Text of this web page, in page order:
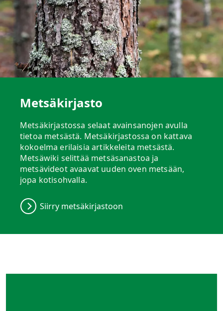
Metsäkirjasto
Metsäkirjastossa selaat avainsanojen avulla
tietoa metsästä. Metsäkirjastossa on kattava
kokoelma erilaisia artikkeleita metsästä.
Metsäwiki selittää metsäsanastoa ja
metsävideot avaavat uuden oven metsään,
jopa kotisohvalla.
Siirry metsäkirjastoon